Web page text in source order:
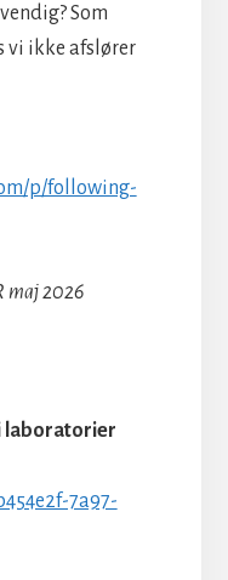
Som
vi ikke afslører
p/following-
maj 2026
laboratorier
7a97-